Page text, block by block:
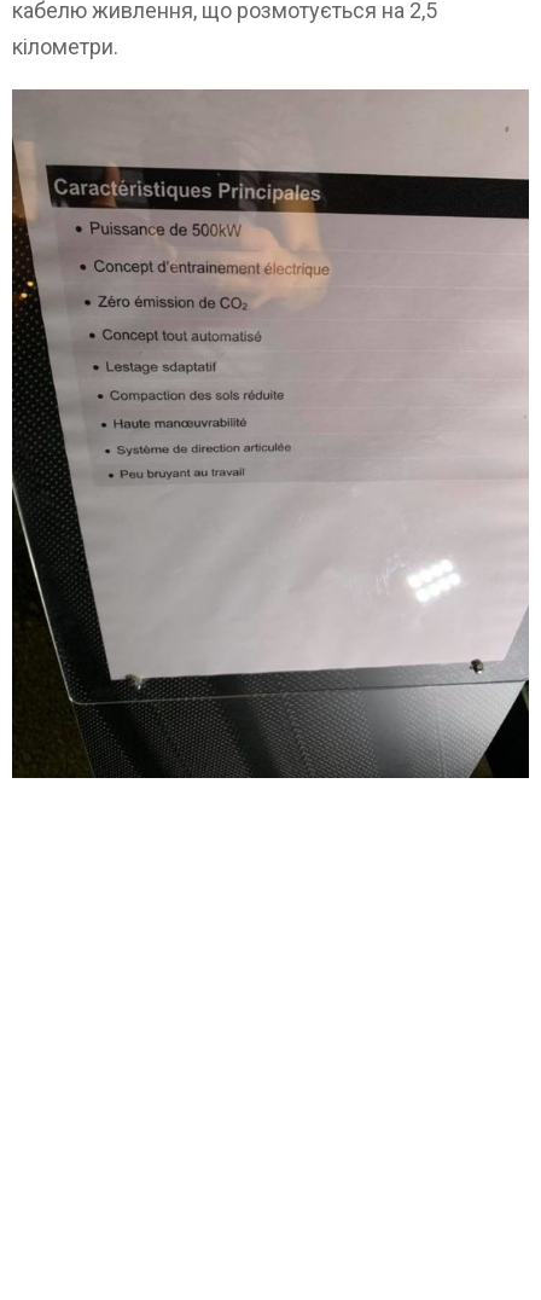
кабелю живлення, що розмотується на 2,5
кілометри.